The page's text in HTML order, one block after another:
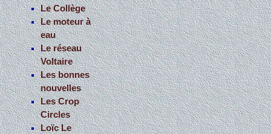
Le Collège
Le moteur à
eau
Le réseau
Voltaire
Les bonnes
nouvelles
Les Crop
Circles
Loïc Le